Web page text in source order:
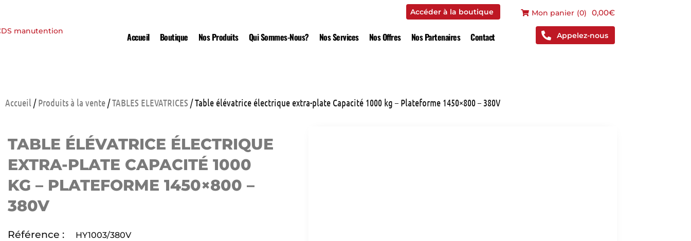
Accéder à la boutique
Accueil Boutique Nos Produits Qui Sommes-Nous? Nos Services Nos Offres Nos Partenaires Contact
Mon panier (0) 0,00€
Appelez-nous
Accueil/Produits à la vente/TABLES ELEVATRICES / Table élévatrice électrique extra-plate Capacité 1000 kg – Plateforme 1450×800 – 380V
TABLE ÉLÉVATRICE ÉLECTRIQUE
EXTRA-PLATE CAPACITÉ 1000
KG – PLATEFORME 1450×800 –
380V
Référence : HY1003/380V